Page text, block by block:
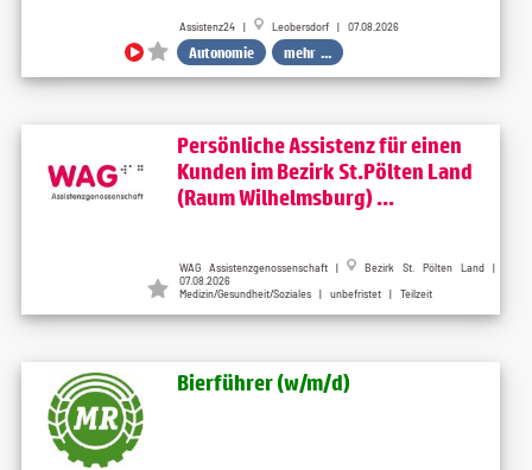
Assistenz24 | Leobersdorf | 07.08.2026
Autonomie mehr ...
Persönliche Assistenz für einen
Kunden im Bezirk St.Pölten Land
(Raum Wilhelmsburg) ...
WAG Assistenzgenossenschaft |
Bezirk St. Pölten Land |
07.08.2026
Medizin/Gesundheit/Soziales | unbefristet | Teilzeit
Bierführer (w​/m​/d)